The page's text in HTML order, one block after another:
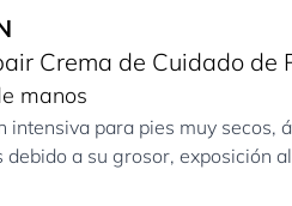
Crema de Cuidado de
manos
intensiva para pies muy secos,
debido a su grosor, exposición